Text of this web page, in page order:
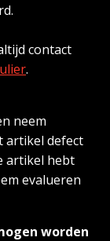
contact
.
neem
artikel defect
artikel hebt
evalueren
worden